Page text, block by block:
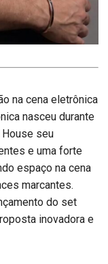
na cena eletrônica
nasceu durante
House seu
e uma forte
espaço na cena
marcantes.
do set
inovadora e